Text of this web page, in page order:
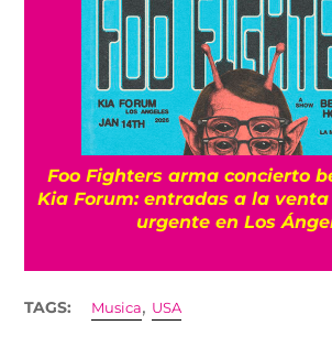
Foo Fighters arma concierto
Kia Forum: entradas a la
urgente en Los
TAGS: Musica, USA